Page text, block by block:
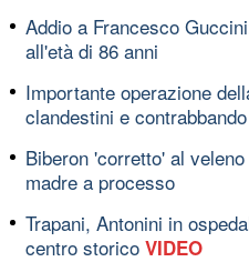
Addio a Francesco
all'età di 86 anni
Importante operazione
clandestini e contrabbando
Biberon 'corretto' al
madre a processo
Trapani, Antonini in
centro storico VIDEO